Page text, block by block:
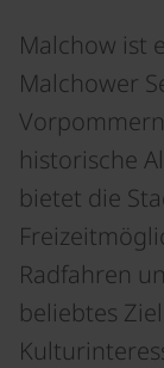
Malchow ist
Malchower
historische
bietet die
Radfahren
beliebtes